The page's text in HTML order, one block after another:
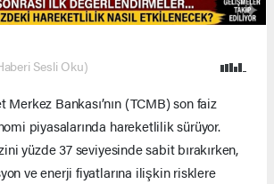
Sesli Oku)
Bankası’nın (TCMB) son faiz
piyasalarında hareketlilik sürüyor.
yüzde 37 seviyesinde sabit bırakırken,
ve enerji fiyatlarına ilişkin risklere